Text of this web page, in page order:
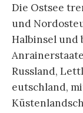
Die Ostsee
und
Halbinsel und
Russland,
eutschland,